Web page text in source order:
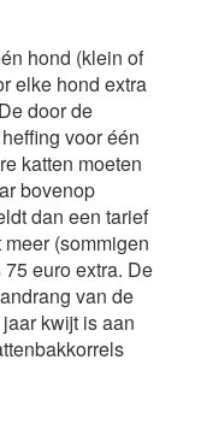
hond (klein of
elke hond extra
door de
voor één
katten moeten
bovenop
dan een tarief
(sommigen
euro extra. De
van de
kwijt is aan